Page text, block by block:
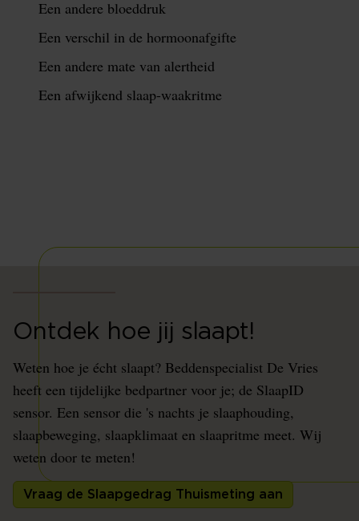
Een andere bloeddruk
Een verschil in de hormoonafgifte
Een andere mate van alertheid
Een afwijkend slaap-waakritme
Ontdek hoe jij slaapt!
Weten hoe je écht slaapt? Beddenspecialist De Vries
heeft een tijdelijke bedpartner voor je; de SlaapID
sensor. Een sensor die 's nachts je slaaphouding,
slaapbeweging, slaapklimaat en slaapritme meet. Wij
weten door te meten!
Vraag de Slaapgedrag Thuismeting aan